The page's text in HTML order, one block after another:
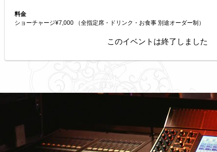
料金
ショーチャージ¥7,000 （全指定席・ドリンク・お食事 別途オーダー制）
このイベントは終了しました